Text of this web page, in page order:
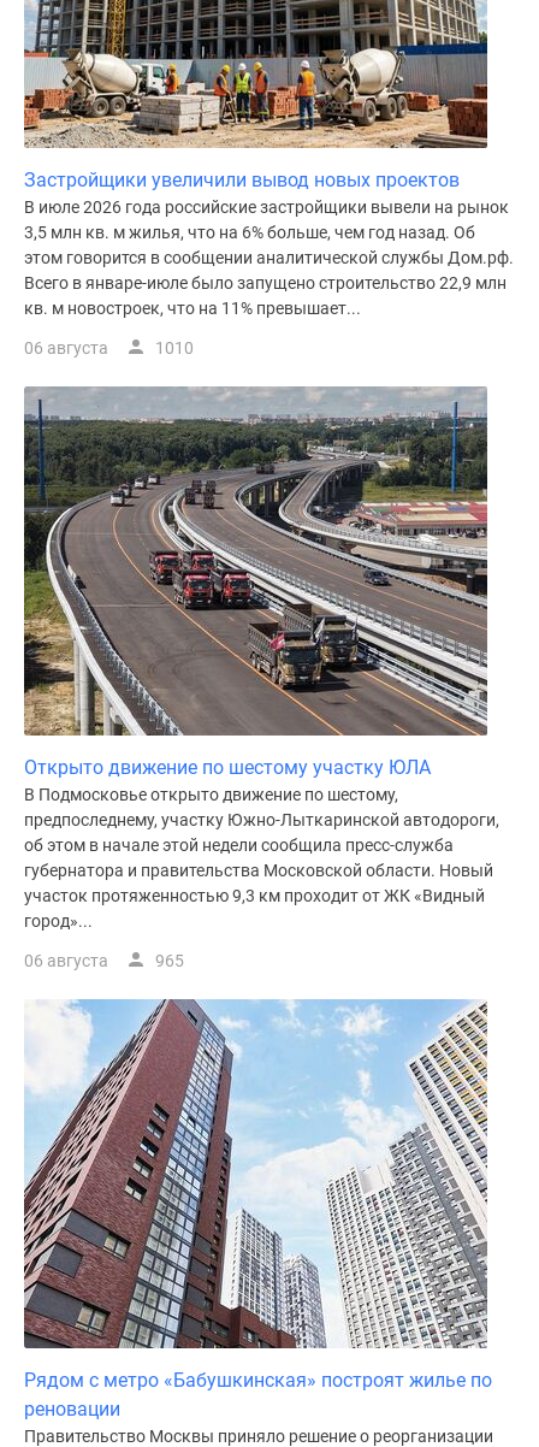
Застройщики увеличили вывод новых проектов
В июле 2026 года российские застройщики вывели на рынок
3,5 млн кв. м жилья, что на 6% больше, чем год назад. Об
этом говорится в сообщении аналитической службы Дом.рф.
Всего в январе-июле было запущено строительство 22,9 млн
кв. м новостроек, что на 11% превышает...
06 августа 1010
Открыто движение по шестому участку ЮЛА
В Подмосковье открыто движение по шестому,
предпоследнему, участку Южно-Лыткаринской автодороги,
об этом в начале этой недели сообщила пресс-служба
губернатора и правительства Московской области. Новый
участок протяженностью 9,3 км проходит от ЖК «Видный
город»...
06 августа 965
Рядом с метро «Бабушкинская» построят жилье по
реновации
Правительство Москвы приняло решение о реорганизации